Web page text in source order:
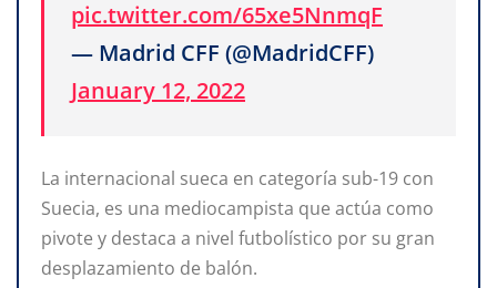
pic.twitter.com/65xe5NnmqF
— Madrid CFF (@MadridCFF)
January 12, 2022
La internacional sueca en categoría sub-19 con
Suecia, es una mediocampista que actúa como
pivote y destaca a nivel futbolístico por su gran
desplazamiento de balón.